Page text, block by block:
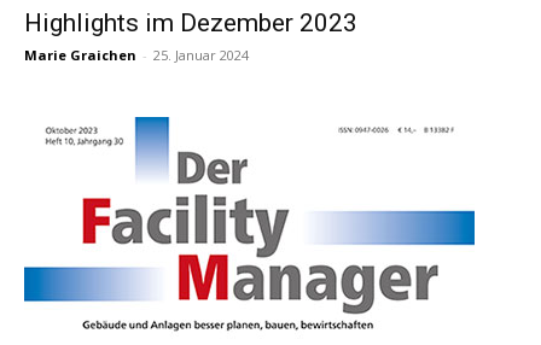
Highlights im Dezember 2023
Marie Graichen - 25. Januar 2024